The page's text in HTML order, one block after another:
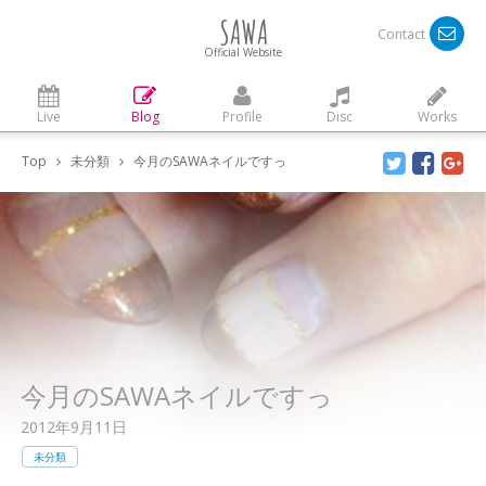
Contact
SAWA
Official Website
Live Blog Profile Disc Works
Top 未分類 今月のSAWAネイルですっ
今月のSAWAネイルですっ
2012年9月11日
未分類